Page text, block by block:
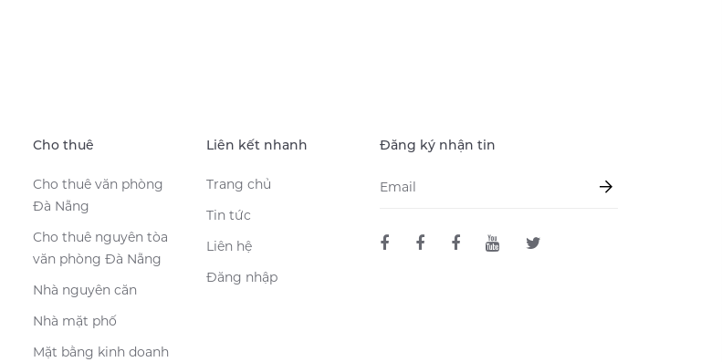
Cho thuê
Cho thuê văn phòng
Đà Nẵng
Cho thuê nguyên tòa
văn phòng Đà Nẵng
Nhà nguyên căn
Nhà mặt phố
Mặt bằng kinh doanh
Liên kết nhanh
Trang chủ
Tin tức
Liên hệ
Đăng nhập
Đăng ký nhận tin
Email